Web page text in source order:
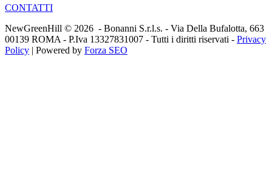
CONTATTI
NewGreenHill © 2026 - Bonanni S.r.l.s. - Via Della Bufalotta, 663
00139 ROMA - P.Iva 13327831007 - Tutti i diritti riservati - Privacy
Policy | Powered by Forza SEO